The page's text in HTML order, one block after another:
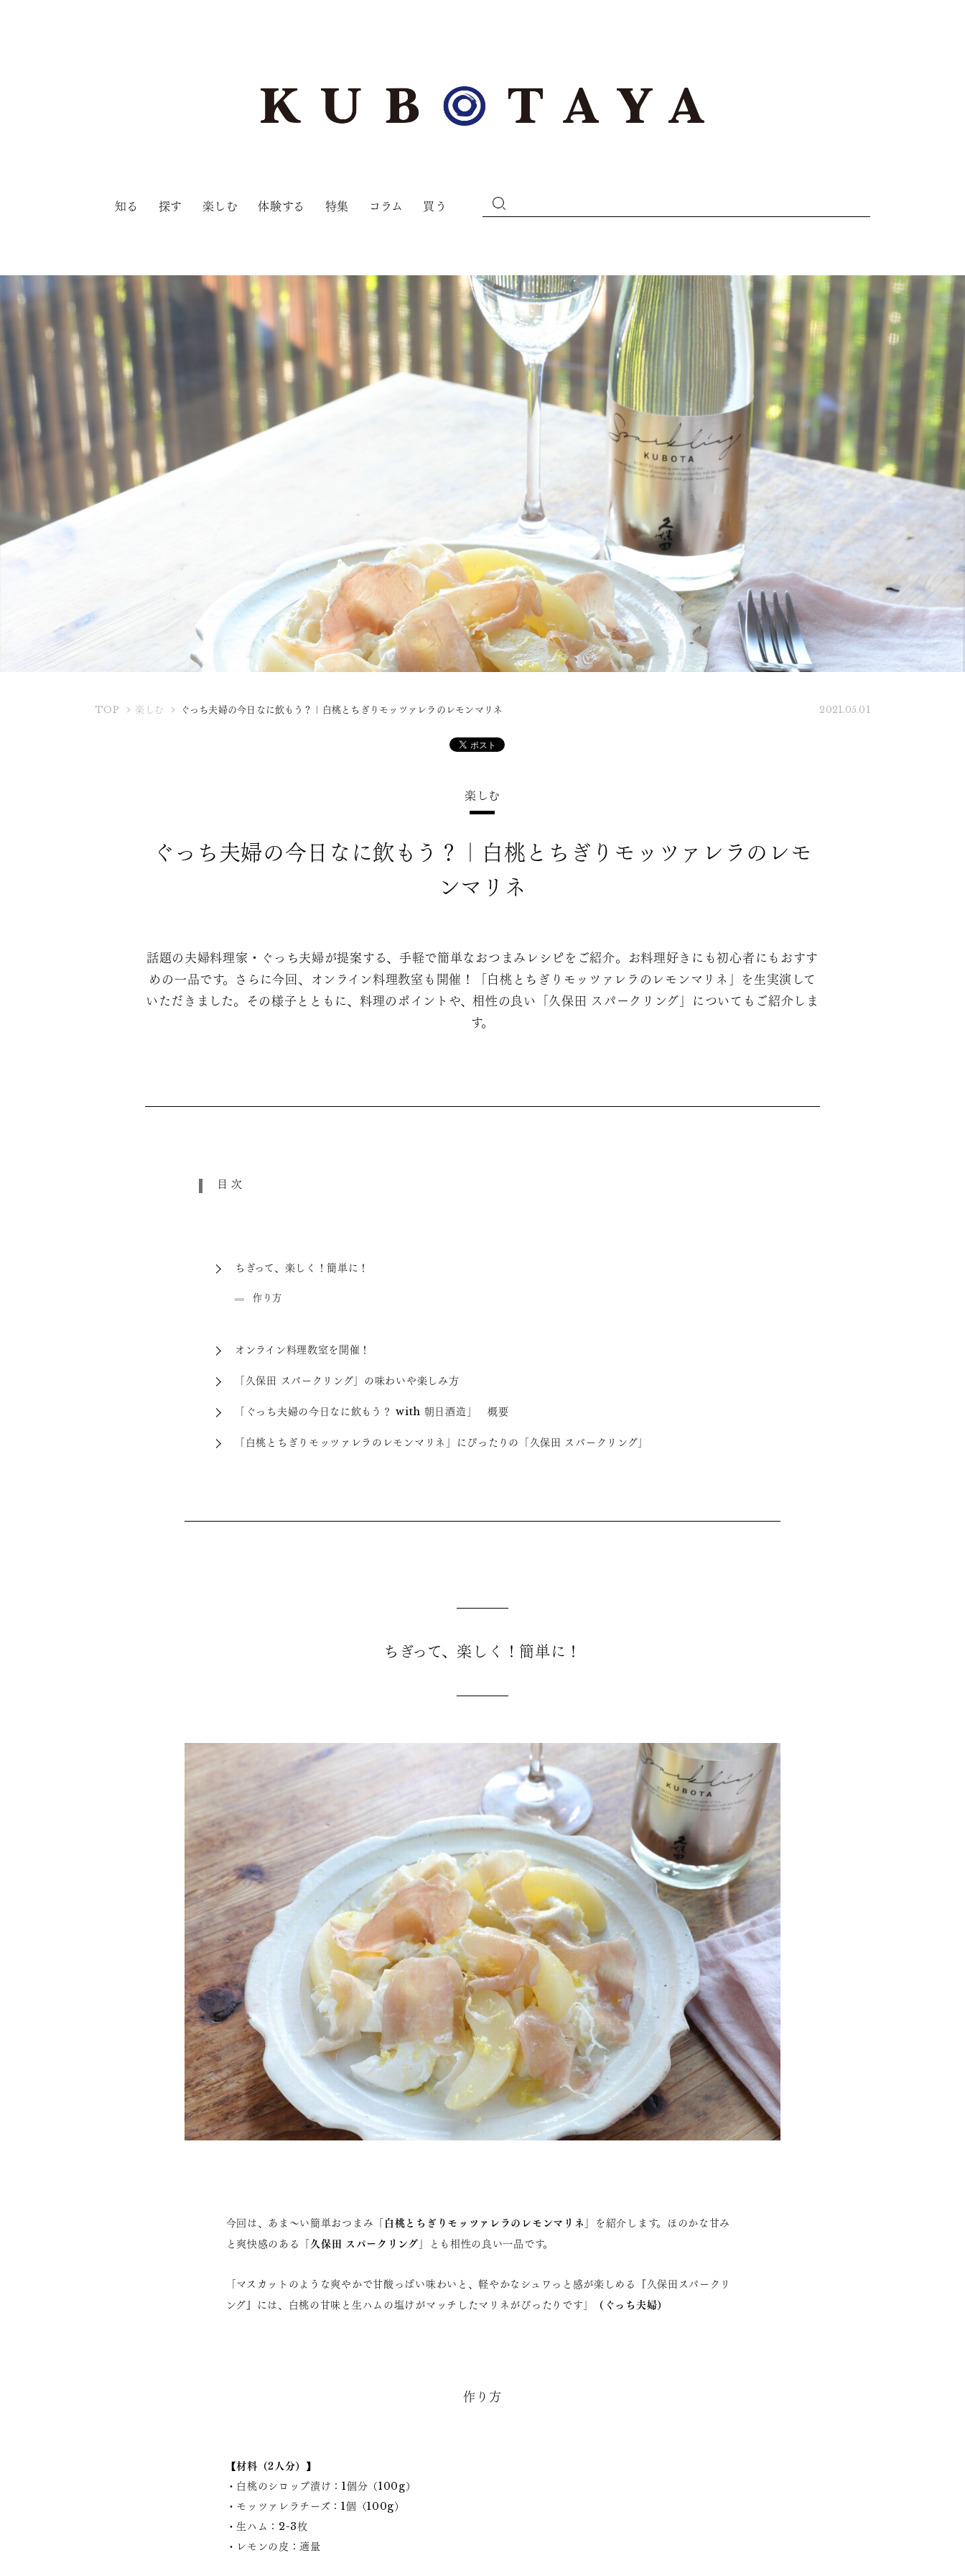
知る 探す 楽しむ 体験する 特集 コラム 買う
TOPK
楽しむ ぐっち夫婦の今日なに飲もう？｜白桃とちぎりモッツァレラのレモンマリネ 2021.05.01
楽しむ
ぐっち夫婦の今日なに飲もう？｜白桃とちぎりモッツァレラのレモ
ンマリネ
話題の夫婦料理家・ぐっち夫婦が提案する、手軽で簡単なおつまみレシピをご紹介。お料理好きにも初心者にもおすす
めの一品です。さらに今回、オンライン料理教室も開催！「白桃とちぎりモッツァレラのレモンマリネ」を生実演して
いただきました。その様子とともに、料理のポイントや、相性の良い「久保田 スパークリング」についてもご紹介しま
す。
目次
ちぎって、楽しく！簡単に！
作り方
オンライン料理教室を開催！
「久保田 スパークリング」の味わいや楽しみ方
「ぐっち夫婦の今日なに飲もう？ with 朝日酒造」 概要
「白桃とちぎりモッツァレラのレモンマリネ」にぴったりの「久保田 スパークリング」
ちぎって、楽しく！簡単に！
今回は、あま～い簡単おつまみ 「白桃とちぎりモッツァレラのレモンマリネ」
を紹介します。ほのかな甘み
と爽快感のある
「久保田 スパークリング」 とも相性の良い一品です。
「マスカットのような爽やかで甘酸っぱい味わいと、軽やかなシュワっと感が楽しめる『久保田スパークリ
ング』には、白桃の甘味と生ハムの塩けがマッチしたマリネがぴったりです」
（ぐっち夫婦）
作り方
【材料（2人分）】
・白桃のシロップ漬け：1個分（100g）
・モッツァレラチーズ：1個（100g）
・生ハム：2-3枚
・レモンの皮：適量